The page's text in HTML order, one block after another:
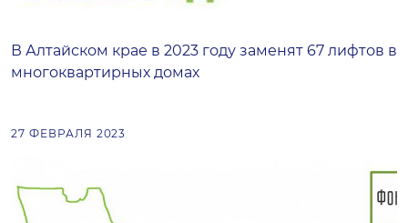
В Алтайском крае в 2023 году заменят 67 лифтов в
многоквартирных домах
27 ФЕВРАЛЯ 2023